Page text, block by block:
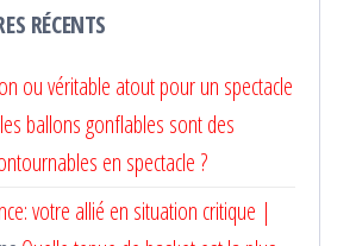
RÉCENTS
ou véritable atout pour un spectacle
ballons gonflables sont des
en spectacle ?
votre allié en situation critique |